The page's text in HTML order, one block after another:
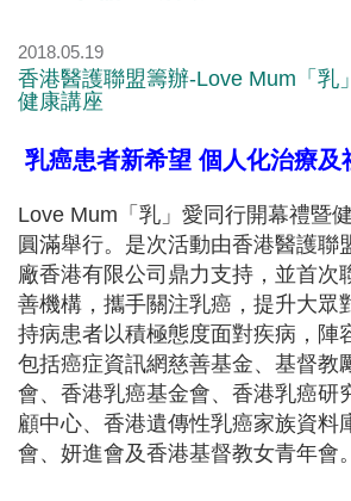
2018.05.19
香港醫護聯盟籌辦-Love Mum「乳
健康講座
乳癌患者新希望 個人化治療及
Love Mum「乳」愛同行開幕禮暨
圓滿舉行。是次活動由香港醫護聯
廠香港有限公司鼎力支持，並首次
善機構，攜手關注乳癌，提升大眾
持病患者以積極態度面對疾病，陣
包括癌症資訊網慈善基金、基督教
會、香港乳癌基金會、香港乳癌研
顧中心、香港遺傳性乳癌家族資料
會、妍進會及香港基督教女青年會。